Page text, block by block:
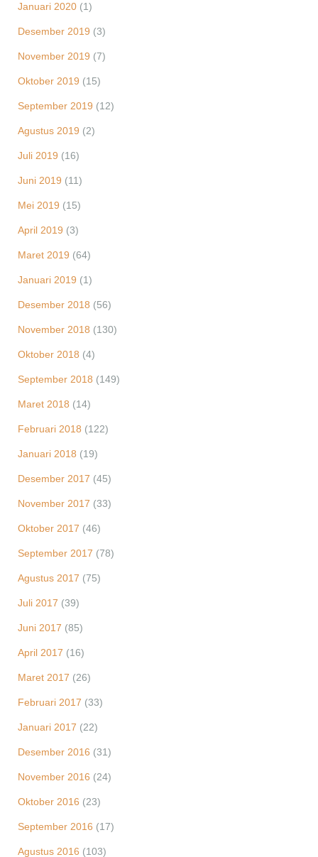
Januari 2020 (1)
Desember 2019 (3)
November 2019 (7)
Oktober 2019 (15)
September 2019 (12)
Agustus 2019 (2)
Juli 2019 (16)
Juni 2019 (11)
Mei 2019 (15)
April 2019 (3)
Maret 2019 (64)
Januari 2019 (1)
Desember 2018 (56)
November 2018 (130)
Oktober 2018 (4)
September 2018 (149)
Maret 2018 (14)
Februari 2018 (122)
Januari 2018 (19)
Desember 2017 (45)
November 2017 (33)
Oktober 2017 (46)
September 2017 (78)
Agustus 2017 (75)
Juli 2017 (39)
Juni 2017 (85)
April 2017 (16)
Maret 2017 (26)
Februari 2017 (33)
Januari 2017 (22)
Desember 2016 (31)
November 2016 (24)
Oktober 2016 (23)
September 2016 (17)
Agustus 2016 (103)